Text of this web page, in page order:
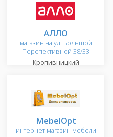
АЛЛО
магазин на ул. Большой
Перспективной 38/33
Кропивницкий
MebelOpt
интернет-магазин мебели